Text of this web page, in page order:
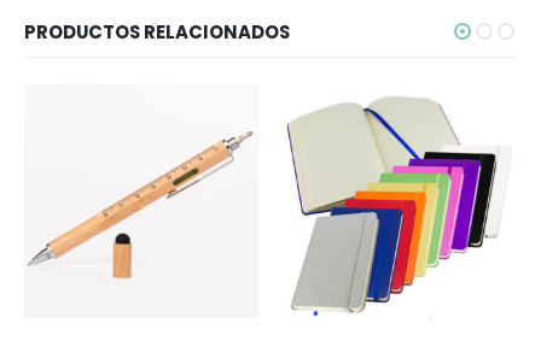
PRODUCTOS RELACIONADOS